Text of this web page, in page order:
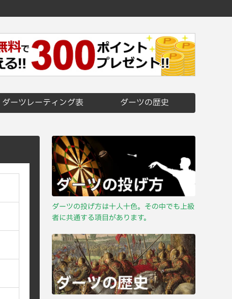
ダーツレーティング表
ダーツの歴史
ダーツの投げ方は十人十色。その中でも上級
者に共通する項目があります。